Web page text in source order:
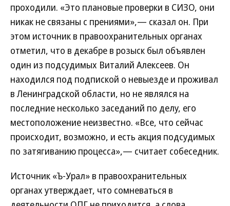
проходили. «Это плановые проверки в СИЗО, они
никак не связаны с прениями»,— сказал он. При
этом источник в правоохранительных органах
отметил, что в декабре в розыск был объявлен
один из подсудимых Виталий Алексеев. Он
находился под подпиской о невыезде и проживал
в Ленинградской области, но не являлся на
последние несколько заседаний по делу, его
местоположение неизвестно. «Все, что сейчас
происходит, возможно, и есть акция подсудимых
по затягиванию процесса»,— считает собеседник.
Источник «Ъ-Урал» в правоохранительных
органах утверждает, что сомневаться в